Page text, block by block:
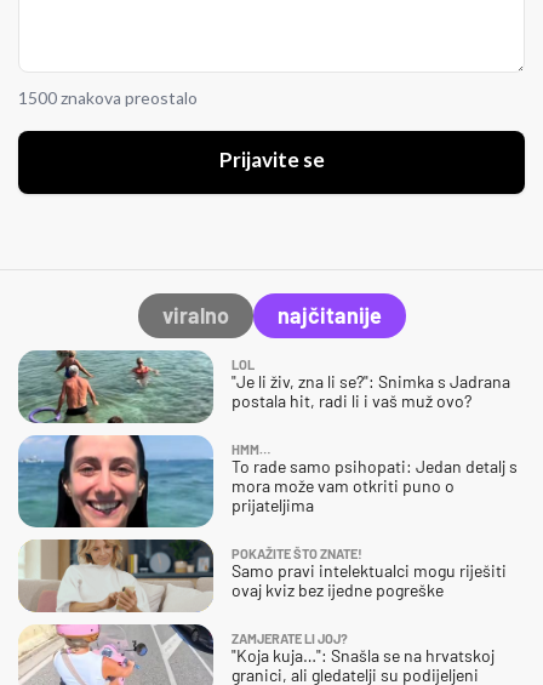
1500 znakova preostalo
Prijavite se
viralno najčitanije
LOL
"Je li živ, zna li se?": Snimka s Jadrana
postala hit, radi li i vaš muž ovo?
HMM…
To rade samo psihopati: Jedan detalj s
mora može vam otkriti puno o
prijateljima
POKAŽITE ŠTO ZNATE!
Samo pravi intelektualci mogu riješiti
ovaj kviz bez ijedne pogreške
ZAMJERATE LI JOJ?
"Koja kuja…": Snašla se na hrvatskoj
granici, ali gledatelji su podijeljeni